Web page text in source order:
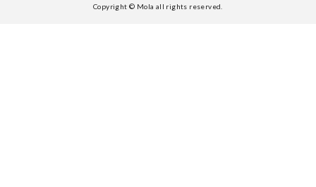
Copyright © Mola all rights reserved.